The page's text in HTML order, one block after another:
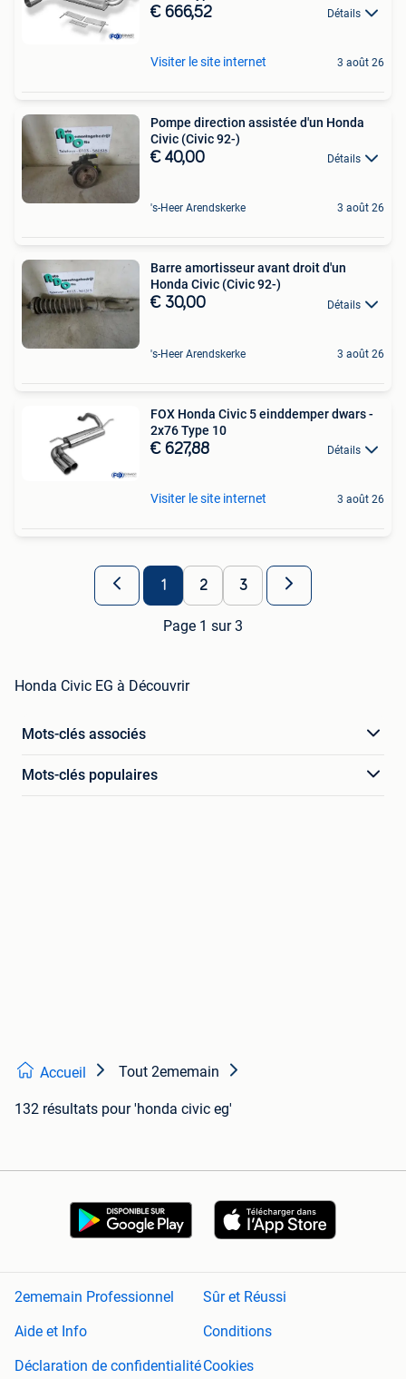
€ 666,52 Détails
Visiter le site internet 3 août 26
Pompe direction assistée d'un Honda
Civic (Civic 92-)
€ 40,00 Détails
's-Heer Arendskerke 3 août 26
Barre amortisseur avant droit d'un
Honda Civic (Civic 92-)
€ 30,00 Détails
's-Heer Arendskerke 3 août 26
FOX Honda Civic 5 einddemper dwars -
2x76 Type 10
€ 627,88 Détails
Visiter le site internet 3 août 26
1 2 3
Page 1 sur 3
Honda Civic EG à Découvrir
Mots-clés associés
Mots-clés populaires
Accueil Tout 2ememain
132 résultats pour 'honda civic eg'
2ememain Professionnel
Sûr et Réussi
Aide et Info
Conditions
Déclaration de confidentialitéCookies